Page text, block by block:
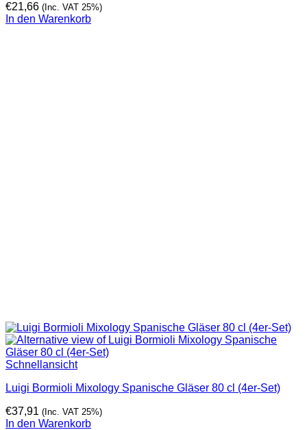
€21,66 (Inc. VAT 25%)
In den Warenkorb
Schnellansicht
Luigi Bormioli Mixology Spanische Gläser 80 cl (4er-Set)
€37,91 (Inc. VAT 25%)
In den Warenkorb